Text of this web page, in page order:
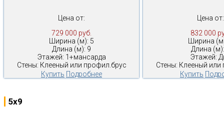
Цена от:
729 000 руб.
Ширина (м): 5
Длина (м): 9
Этажей: 1+мансарда
Стены: Клееный или профил.брус
Купить Подробнее
Цена от:
832 000
Ширина
Длина
Этажей:
Стены: Клееный или
Купить
5x9